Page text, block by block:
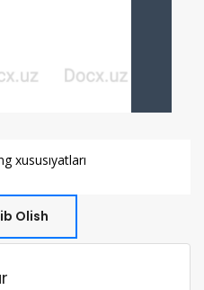
xususıyatları
Olish